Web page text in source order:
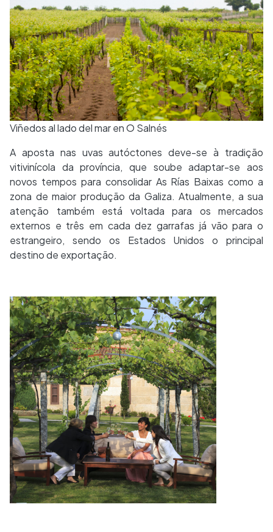
Viñedos al lado del mar en O Salnés
A aposta nas uvas autóctones deve-se à tradição
vitivinícola da província, que soube adaptar-se aos
novos tempos para consolidar As Rías Baixas como a
zona de maior produção da Galiza. Atualmente, a sua
atenção também está voltada para os mercados
externos e três em cada dez garrafas já vão para o
estrangeiro, sendo os Estados Unidos o principal
destino de exportação.